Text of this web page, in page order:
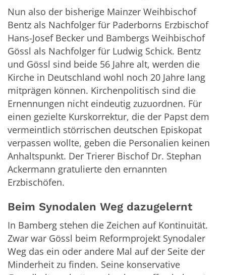
Nun also der bisherige Mainzer Weihbischof
Bentz als Nachfolger für Paderborns Erzbischof
Hans-Josef Becker und Bambergs Weihbischof
Gössl als Nachfolger für Ludwig Schick. Bentz
und Gössl sind beide 56 Jahre alt, werden die
Kirche in Deutschland wohl noch 20 Jahre lang
mitprägen können. Kirchenpolitisch sind die
Ernennungen nicht eindeutig zuzuordnen. Für
einen gezielte Kurskorrektur, die der Papst dem
vermeintlich störrischen deutschen Episkopat
verpassen wollte, geben die Personalien keinen
Anhaltspunkt. Der Trierer Bischof Dr. Stephan
Ackermann gratulierte den ernannten
Erzbischöfen.
Beim Synodalen Weg dazugelernt
In Bamberg stehen die Zeichen auf Kontinuität.
Zwar war Gössl beim Reformprojekt Synodaler
Weg das ein oder andere Mal auf der Seite der
Minderheit zu finden. Seine konservative